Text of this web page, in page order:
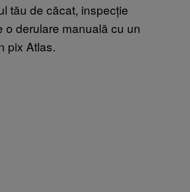
tău de căcat, inspecție
o derulare manuală cu un
pix Atlas.